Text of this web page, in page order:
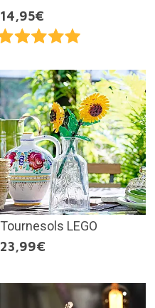
14,95€
Tournesols LEGO
23,99€